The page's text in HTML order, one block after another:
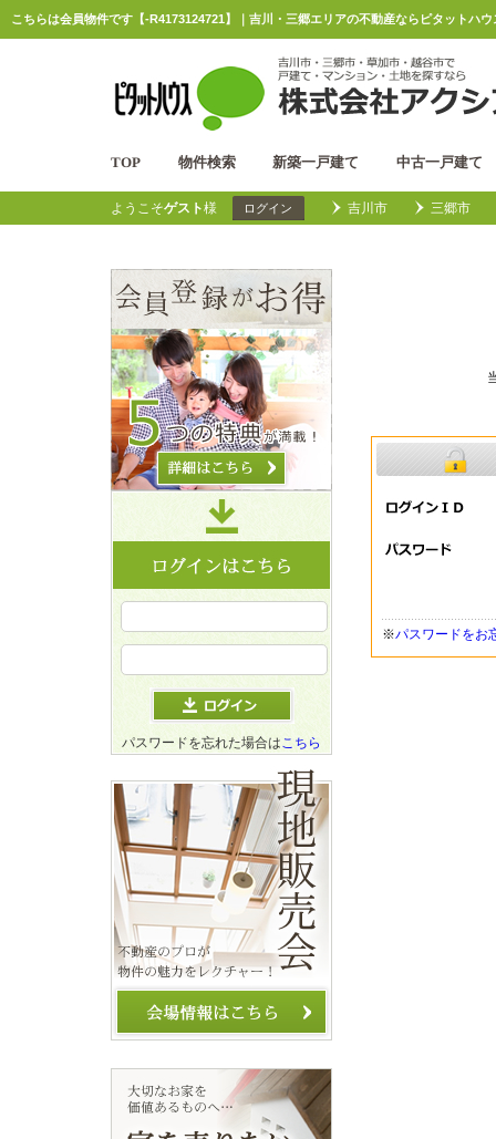
こちらは会員物件です【-R4173124721】｜吉川・三郷エリアの不動産ならピタットハ
TOP 物件検索 新築一戸建て 中古一戸建て
ようこそゲスト様 ログイン 吉川市 三郷市
※パスワードをお
パスワードを忘れた場合はこちら